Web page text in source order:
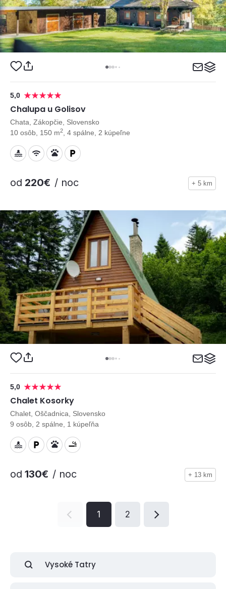
5,0
Chalupa u Golisov
Chata, Zákopčie, Slovensko
10 osôb, 150 m2 , 4 spálne, 2 kúpeľne
od 220€ / noc + 5 km
5,0
Chalet Kosorky
Chalet, Oščadnica, Slovensko
9 osôb, 2 spálne, 1 kúpeľňa
od 130€ / noc + 13 km
1 2
Vysoké Tatry